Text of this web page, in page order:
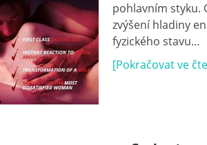
pohlavním styku.
zvýšení hladiny
fyzického stavu…
[Pokračovat ve